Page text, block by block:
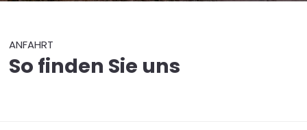
ANFAHRT
So finden Sie uns